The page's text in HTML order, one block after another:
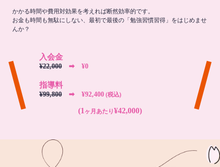
かかる時間や費用対効果を考えれば断然効率的です。
お金も時間も無駄にしない、最初で最後の「勉強習慣習得」をはじめませ
んか？
入会金
¥22,000 ➡︎ ¥0
指導料
¥99,800 ➡︎ ¥92,400 (税込)
(1 ヶ月あたり¥42,000)